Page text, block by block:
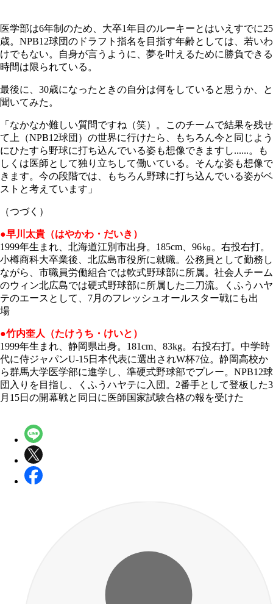
医学部は6年制のため、大卒1年目のルーキーとはいえすでに25
歳。NPB12球団のドラフト指名を目指す年齢としては、若いわ
けでもない。自身が言うように、夢を叶えるために勝負できる
時間は限られている。
最後に、30歳になったときの自分は何をしていると思うか、と
聞いてみた。
「なかなか難しい質問ですね（笑）。このチームで結果を残せ
て上（NPB12球団）の世界に行けたら、もちろん今と同じよう
にひたすら野球に打ち込んでいる姿も想像できますし......。も
しくは医師として独り立ちして働いている。そんな姿も想像で
きます。今の段階では、もちろん野球に打ち込んでいる姿がベ
ストと考えています」
（つづく）
●早川太貴（はやかわ・だいき）
1999年生まれ、北海道江別市出身。185cm、96㎏。右投右打。
小樽商科大卒業後、北広島市役所に就職。公務員として勤務し
ながら、市職員労働組合では軟式野球部に所属。社会人チーム
のウィン北広島では硬式野球部に所属した二刀流。くふうハヤ
テのエースとして、7月のフレッシュオールスター戦にも出
場
●竹内奎人（たけうち・けいと）
1999年生まれ、静岡県出身。181cm、83kg。右投右打。中学時
代に侍ジャパンU-15日本代表に選出されW杯7位。静岡高校か
ら群馬大学医学部に進学し、準硬式野球部でプレー。NPB12球
団入りを目指し、くふうハヤテに入団。2番手として登板した3
月15日の開幕戦と同日に医師国家試験合格の報を受けた